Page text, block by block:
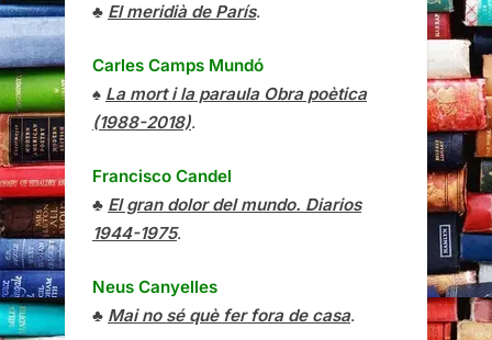
♣ El meridià de París.
Carles Camps Mundó
♠ La mort i la paraula Obra poètica
(1988-2018).
Francisco Candel
♣ El gran dolor del mundo. Diarios
1944-1975.
Neus Canyelles
♣ Mai no sé què fer fora de casa.